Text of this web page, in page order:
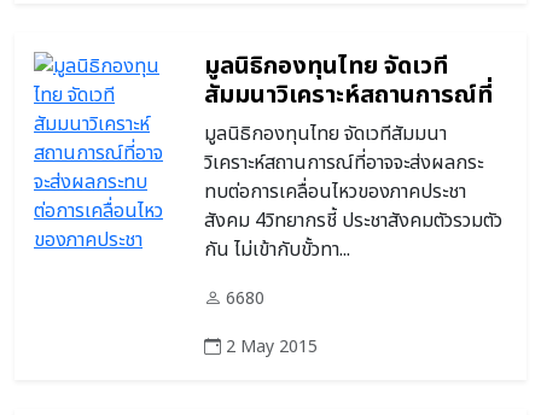
มูลนิธิกองทุนไทย จัดเวที
สัมมนาวิเคราะห์สถานการณ์ที่
อาจจะส่งผลกระทบต่อการ
เคลื่อนไหวของภาคประชา
สังคม
มูลนิธิกองทุนไทย จัดเวทีสัมมนา
วิเคราะห์สถานการณ์ที่อาจจะส่งผลกระ
ทบต่อการเคลื่อนไหวของภาคประชา
สังคม 4วิทยากรชี้ ประชาสังคมตัวรวมตัว
กัน ไม่เข้ากับขั้วทา...
6680
2 May 2015